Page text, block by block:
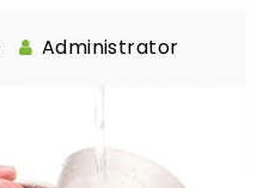
Administrator